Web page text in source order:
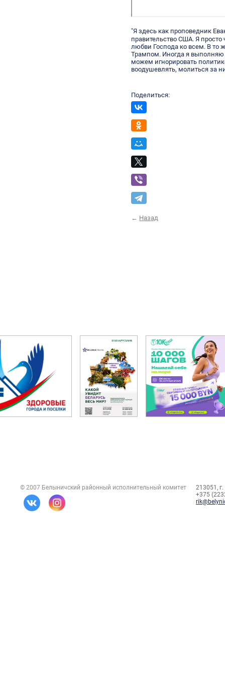
"Я здесь как проповедник
правительство США. Я
любви Господа ко всем. В то
Трампом. Иногда я выполняю
можем игнорировать
воодушевлять, молиться за
Поделиться:
← Назад
© 2007 Белыничский районный исполнительный комитет
213051,
+375